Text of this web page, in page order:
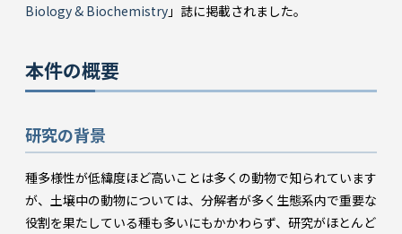
Biology & Biochemistry 」誌に掲載されました。
本件の概要
研究の背景
種多様性が低緯度ほど高いことは多くの動物で知られています
が、土壌中の動物については、分解者が多く生態系内で重要な
役割を果たしている種も多いにもかかわらず、研究がほとんど